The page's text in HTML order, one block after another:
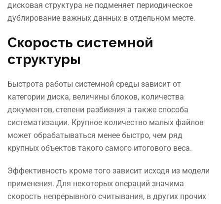
дисковая структура не подменяет периодическое
дублирование важных данных в отдельном месте.
Скорость системной
структуры
Быстрота работы системной среды зависит от
категории диска, величины блоков, количества
документов, степени разбиения а также способа
систематизации. Крупное количество малых файлов
может обрабатываться менее быстро, чем ряд
крупных объектов такого самого итогового веса.
Эффективность кроме того зависит исходя из модели
применения. Для некоторых операций значима
скорость непрерывного считывания, в других прочих